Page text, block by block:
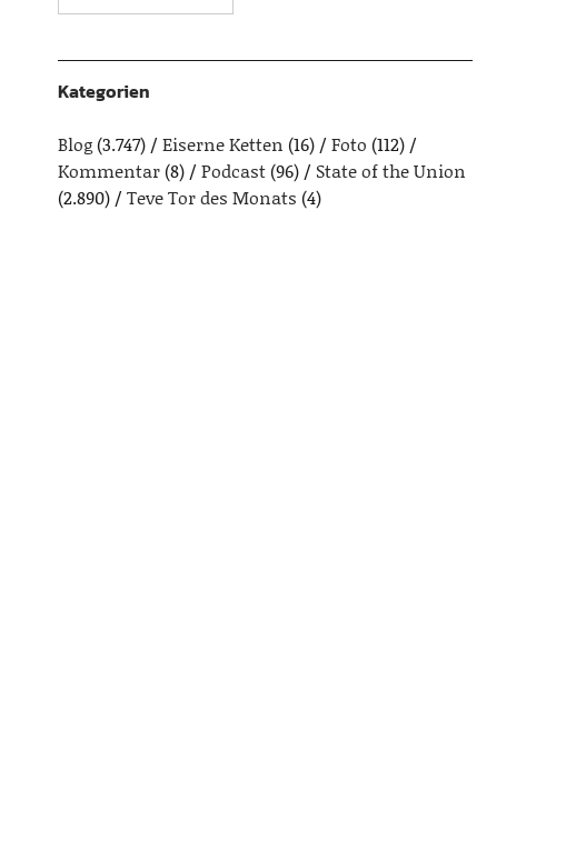
Kategorien
Blog(3.747) Eiserne Ketten (16) Foto (112)
Kommentar(8) Podcast(96)
State of the Union
(2.890)
Teve Tor des Monats (4)